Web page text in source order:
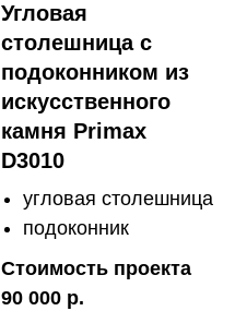
Угловая
столешница с
подоконником из
искусственного
камня Primax
D3010
угловая столешница
подоконник
Стоимость проекта
90 000 р.